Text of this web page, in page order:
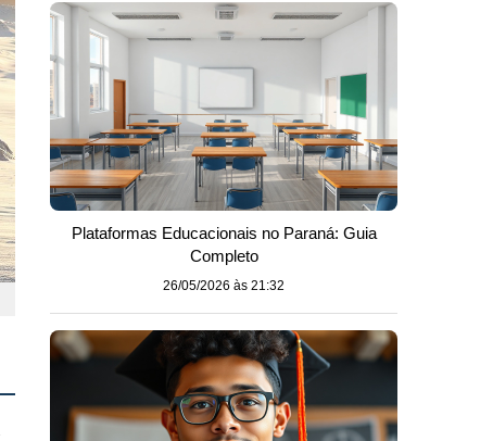
Plataformas Educacionais no Paraná: Guia
Completo
26/05/2026 às 21:32